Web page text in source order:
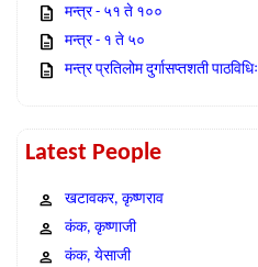
मन्त्र - ५१ ते १००
मन्त्र - १ ते ५०
मन्त्र प्रतिलोम दुर्गासप्तशती पाठविधिः
Latest People
खटावकर, कृष्णराव
कंक, कृष्णाजी
कंक, येसाजी